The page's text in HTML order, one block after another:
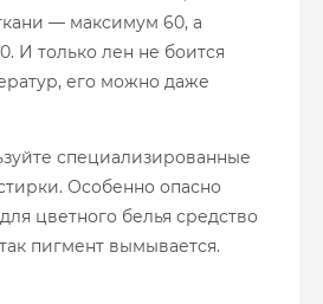
— максимум 60, а
И только лен не боится
его можно даже
специализированные
Особенно опасно
цветного белья средство
пигмент вымывается.